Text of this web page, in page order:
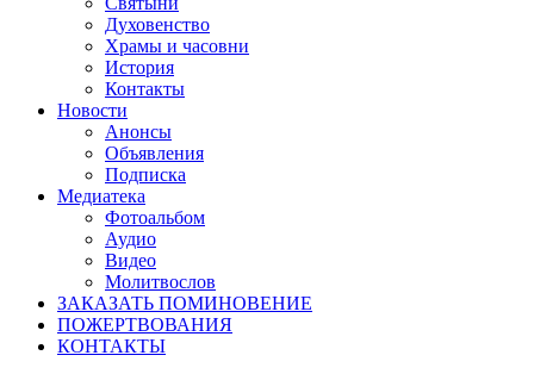
Духовенство
Храмы и часовни
История
Контакты
Новости
Анонсы
Объявления
Подписка
Медиатека
Фотоальбом
Аудио
Видео
Молитвослов
ЗАКАЗАТЬ ПОМИНОВЕНИЕ
ПОЖЕРТВОВАНИЯ
КОНТАКТЫ